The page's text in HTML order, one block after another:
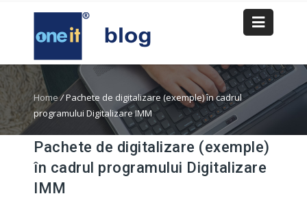
Home/Pachete de digitalizare (exemple) în cadrul
programului Digitalizare IMM
Pachete de digitalizare (exemple)
în cadrul programului Digitalizare
IMM